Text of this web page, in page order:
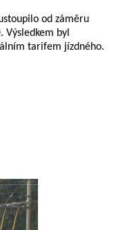
od záměru
byl
tarifem jízdného.